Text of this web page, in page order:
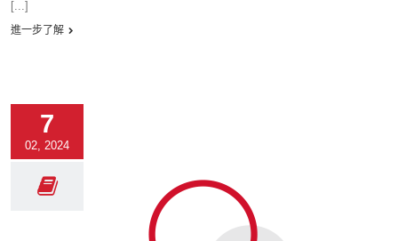
[...]
進一步了解
7
02, 2024